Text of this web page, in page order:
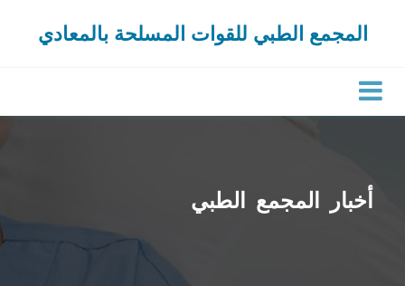
المجمع الطبي للقوات المسلحة بالمعادي
أخبار المجمع الطبي